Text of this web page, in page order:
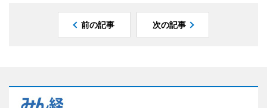
前の記事 次の記事